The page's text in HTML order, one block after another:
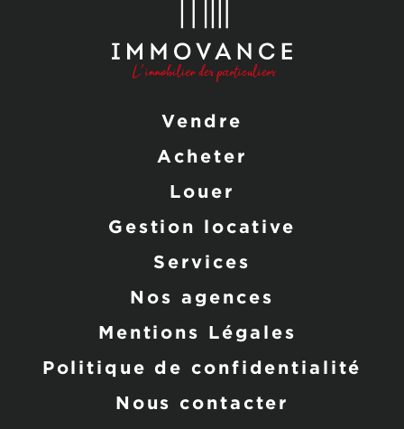
Vendre
Acheter
Louer
Gestion locative
Services
Nos agences
Mentions Légales
Politique de confidentialité
Nous contacter